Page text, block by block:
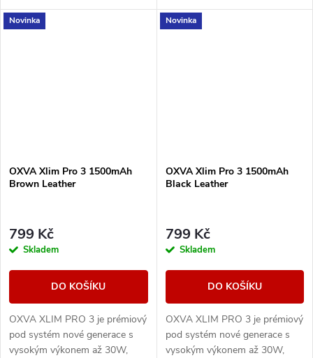
extrémně rychlým nabíjením a
1500mAh baterií.
extrémně rychlým nabíjením a
1500mAh baterií.
Novinka
OXVA Xlim Pro 3 1500mAh
Brown Leather
799 Kč
Skladem
DO KOŠÍKU
OXVA XLIM PRO 3 je prémiový
pod systém nové generace s
vysokým výkonem až 30W,
Novinka
OXVA Xlim Pro 3 1500mAh
Black Leather
799 Kč
Skladem
DO KOŠÍKU
OXVA XLIM PRO 3 je prémiový
pod systém nové generace s
vysokým výkonem až 30W,